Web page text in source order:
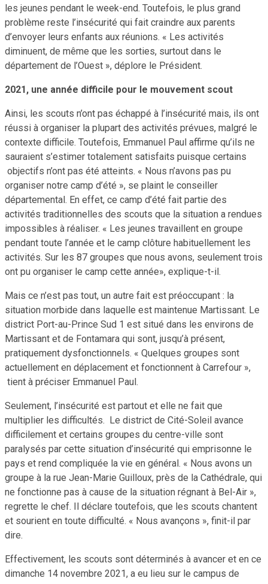
les jeunes pendant le week-end. Toutefois, le plus grand
problème reste l’insécurité qui fait craindre aux parents
d’envoyer leurs enfants aux réunions. « Les activités
diminuent, de même que les sorties, surtout dans le
département de l’Ouest », déplore le Président.
2021, une année difficile pour le mouvement scout
Ainsi, les scouts n’ont pas échappé à l’insécurité mais, ils ont
réussi à organiser la plupart des activités prévues, malgré le
contexte difficile. Toutefois, Emmanuel Paul affirme qu’ils ne
sauraient s’estimer totalement satisfaits puisque certains
objectifs n’ont pas été atteints. « Nous n’avons pas pu
organiser notre camp d’été », se plaint le conseiller
départemental. En effet, ce camp d’été fait partie des
activités traditionnelles des scouts que la situation a rendues
impossibles à réaliser. « Les jeunes travaillent en groupe
pendant toute l’année et le camp clôture habituellement les
activités. Sur les 87 groupes que nous avons, seulement trois
ont pu organiser le camp cette année», explique-t-il.
Mais ce n’est pas tout, un autre fait est préoccupant : la
situation morbide dans laquelle est maintenue Martissant. Le
district Port-au-Prince Sud 1 est situé dans les environs de
Martissant et de Fontamara qui sont, jusqu’à présent,
pratiquement dysfonctionnels. « Quelques groupes sont
actuellement en déplacement et fonctionnent à Carrefour »,
tient à préciser Emmanuel Paul.
Seulement, l’insécurité est partout et elle ne fait que
multiplier les difficultés. Le district de Cité-Soleil avance
difficilement et certains groupes du centre-ville sont
paralysés par cette situation d’insécurité qui emprisonne le
pays et rend compliquée la vie en général. « Nous avons un
groupe à la rue Jean-Marie Guilloux, près de la Cathédrale, qui
ne fonctionne pas à cause de la situation régnant à Bel-Air »,
regrette le chef. Il déclare toutefois, que les scouts chantent
et sourient en toute difficulté. « Nous avançons », finit-il par
dire.
Effectivement, les scouts sont déterminés à avancer et en ce
dimanche 14 novembre 2021, a eu lieu sur le campus de